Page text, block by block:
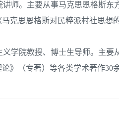
师。主要从事马克思恩格斯东
克思恩格斯对民粹派村社思想
学院教授、博士生导师。主要
》（专著）等各类学术著作30